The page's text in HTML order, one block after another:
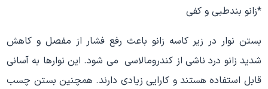
*زانو بندطبی و کفی
بستن نوار در زیر کاسه زانو باعث رفع فشار از مفصل و کاهش
شدید زانو درد ناشی از کندرومالاسی می شود. این نوارها به آسانی
قابل استفاده هستند و کارایی زیادی دارند. همچنین بستن چسب